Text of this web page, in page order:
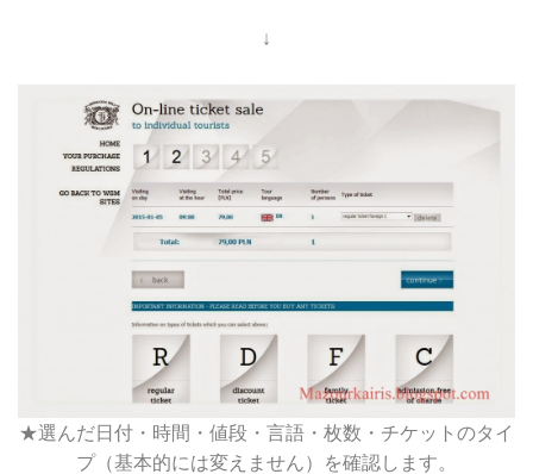
↓
★選んだ日付・時間・値段・言語・枚数・チケットのタイ
プ（基本的には変えません）を確認します。